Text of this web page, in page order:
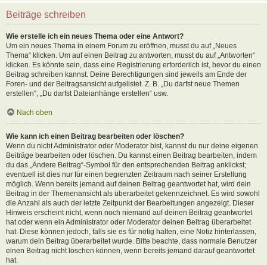
Beiträge schreiben
Wie erstelle ich ein neues Thema oder eine Antwort?
Um ein neues Thema in einem Forum zu eröffnen, musst du auf „Neues
Thema“ klicken. Um auf einen Beitrag zu antworten, musst du auf „Antworten“
klicken. Es könnte sein, dass eine Registrierung erforderlich ist, bevor du einen
Beitrag schreiben kannst. Deine Berechtigungen sind jeweils am Ende der
Foren- und der Beitragsansicht aufgelistet. Z. B. „Du darfst neue Themen
erstellen“, „Du darfst Dateianhänge erstellen“ usw.
Nach oben
Wie kann ich einen Beitrag bearbeiten oder löschen?
Wenn du nicht Administrator oder Moderator bist, kannst du nur deine eigenen
Beiträge bearbeiten oder löschen. Du kannst einen Beitrag bearbeiten, indem
du das „Ändere Beitrag“-Symbol für den entsprechenden Beitrag anklickst;
eventuell ist dies nur für einen begrenzten Zeitraum nach seiner Erstellung
möglich. Wenn bereits jemand auf deinen Beitrag geantwortet hat, wird dein
Beitrag in der Themenansicht als überarbeitet gekennzeichnet. Es wird sowohl
die Anzahl als auch der letzte Zeitpunkt der Bearbeitungen angezeigt. Dieser
Hinweis erscheint nicht, wenn noch niemand auf deinen Beitrag geantwortet
hat oder wenn ein Administrator oder Moderator deinen Beitrag überarbeitet
hat. Diese können jedoch, falls sie es für nötig halten, eine Notiz hinterlassen,
warum dein Beitrag überarbeitet wurde. Bitte beachte, dass normale Benutzer
einen Beitrag nicht löschen können, wenn bereits jemand darauf geantwortet
hat.